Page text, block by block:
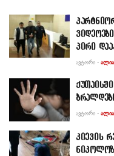
პირი
ᲐᲕᲢᲝᲠᲘ - ᲐᲚᲘᲐ
ᲐᲕᲢᲝᲠᲘ - ᲐᲚᲘᲐ
კიევის